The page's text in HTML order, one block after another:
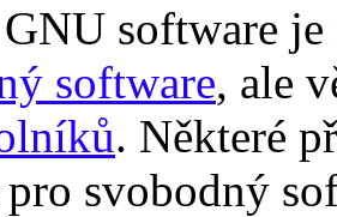
software je
software, ale
. Některé
pro svobodný